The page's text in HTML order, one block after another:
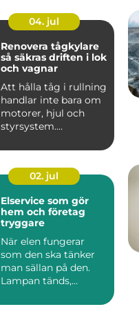
04. jul
Renovera tågkylare
så säkras driften i lok
och vagnar
Att hålla tåg i rullning
handlar inte bara om
motorer, hjul och
styrsystem.
avgöra...
02. jul
Elservice som gör
hem och företag
tryggare
När elen fungerar
som den ska tänker
man sällan på den.
Lampan tänds,